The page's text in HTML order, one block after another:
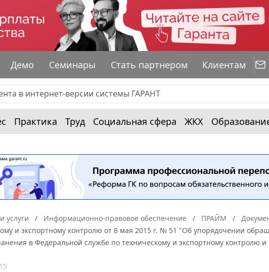
Демо Семинары Стать партнером Клиентам
Практика Труд Социальная сфера ЖКХ
услуги Информационно-правовое обеспечение ПРАЙМ
и экспортному контролю от 8 мая 2015 г. № 51 "Об упорядочении
в Федеральной службе по техническому и экспортному контролю